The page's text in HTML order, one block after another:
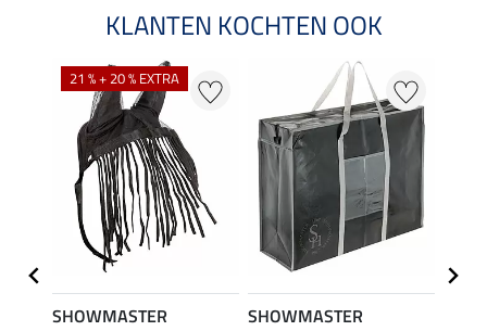
KLANTEN KOCHTEN OOK
21 % + 20 % EXTRA
SHOWMASTER
SHOWMASTER